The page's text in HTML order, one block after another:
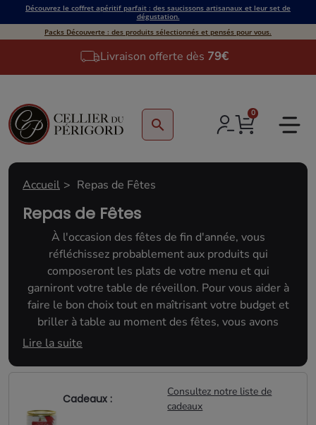
Découvrez le coffret apéritif parfait : des saucissons artisanaux et leur set de
dégustation.
Packs Découverte : des produits sélectionnés et pensés pour vous.
Livraison offerte dès 79€
search
0
Accueil Repas de Fêtes
Repas de Fêtes
À l'occasion des fêtes de fin d'année, vous
réfléchissez probablement aux produits qui
composeront les plats de votre menu et qui
garniront votre table de réveillon. Pour vous aider à
faire le bon choix tout en maîtrisant votre budget et
briller à table au moment des fêtes, vous avons
sélectionné pour vous des produits festifs à prix tout
-20% de remise sur le prix affiché grâce au
Lire la suite
Cadeaux :
Consultez notre liste de
cadeaux